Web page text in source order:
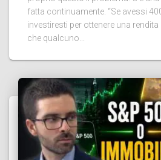
fatta continuamente. “Se avessi
investiresti per ottenere una rendita
che qualcuno...